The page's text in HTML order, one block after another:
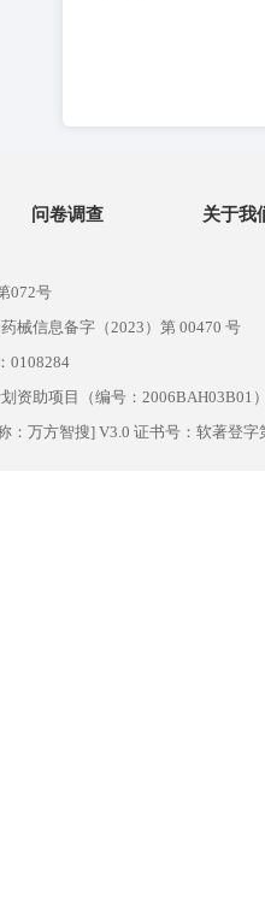
问卷调查 关于我
072号
械信息备字（2023）第 00470 号
0108284
资助项目（编号：2006BAH03B01
：万方智搜] V3.0 证书号：软著登字